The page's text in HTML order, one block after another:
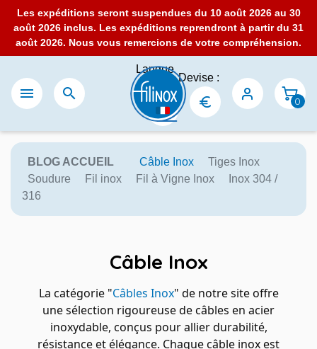
Les expéditions seront suspendues du 10 août 2026 au 30
août 2026 inclus. Les expéditions reprendront à partir du 31
août 2026. Nous vous remercions de votre compréhension.
 
Langue
:
Devise :
0
BLOG ACCUEIL Câble Inox
Tiges Inox
Soudure
Fil inox Fil à Vigne Inox
Inox 304 /
316
Câble Inox
La catégorie "Câbles Inox" de notre site offre
une sélection rigoureuse de câbles en acier
inoxydable, conçus pour allier durabilité,
résistance et élégance. Chaque câble inox est